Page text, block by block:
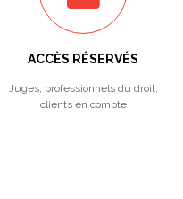
ACCÈS RÉSERVÉS
Juges, professionnels du droit,
clients en compte